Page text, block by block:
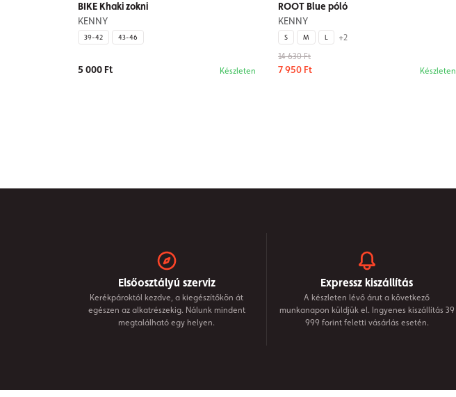
BIKE Khaki zokni
KENNY
39-42 43-46
5 000 Ft Készleten
ROOT Blue póló
KENNY
S M L
+2
14 630 Ft
7 950 Ft Készleten
Elsőosztályú szerviz
Kerékpároktól kezdve, a kiegészítőkön át
egészen az alkatrészekig. Nálunk mindent
megtalálható egy helyen.
Expressz kiszállítás
A készleten lévő árut a következő
munkanapon küldjük el. Ingyenes kiszállítás 39
999 forint feletti vásárlás esetén.